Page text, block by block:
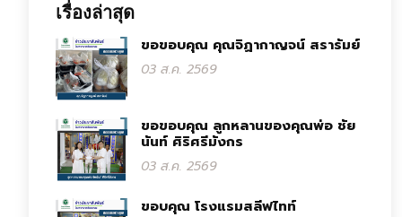
เรื่องล่าสุด
ขอขอบคุณ คุณจิฏากาญจน์ สรารัมย์
03 ส.ค. 2569
ขอขอบคุณ ลูกหลานของคุณพ่อ ชัย
นันท์ ศิริศรีมังกร
03 ส.ค. 2569
ขอบคุณ โรงแรมสลีฟไทท์